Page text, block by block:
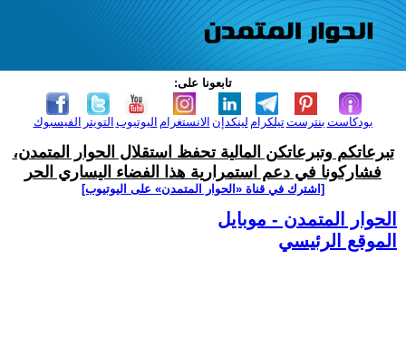
تابعونا على:
الفيسبوك التويتر اليوتيوب الانستغرام لينكدإن تيلكرامبنترست بودكاست
تبرعاتكم وتبرعاتكن المالية تحفظ استقلال الحوار المتمدن،
فشاركونا في دعم استمرارية هذا الفضاء اليساري الحر
[اشترك في قناة ‫«الحوار المتمدن» على اليوتيوب]
الحوار المتمدن - موبايل
الموقع الرئيسي